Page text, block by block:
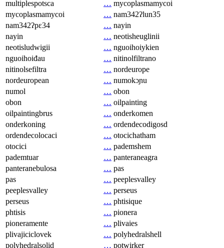
multiplespotsca
… mycoplasmamycoi
mycoplasmamycoi
… nam342ʔlun35
nam342ʔpɛ34
… nayin
nayin
… neotisheuglinii
neotisludwigii
… nguoihoiykien
nguoihoiđau
… nitinolfiltrano
nitinolsefiltra
… nordeurope
nordeuropean
… numokɔɲu
numol
… obon
obon
… oilpainting
oilpaintingbrus
… onderkomen
onderkoning
… ordendecodigosd
ordendecolocaci
… otocichatham
otocici
… pademshem
pademtuar
… panteraneagra
panteranebulosa
… pas
pas
… peeplesvalley
peeplesvalley
… perseus
perseus
… phtisique
phtisis
… pionera
pioneramente
… plivaies
plivajiciclovek
… polyhedralshell
polyhedralsolid
… potwirker